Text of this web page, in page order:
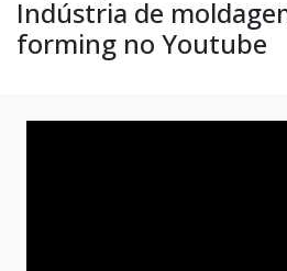
Indústria de
forming no Youtube